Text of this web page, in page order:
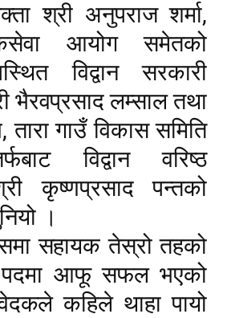
श्री अनुपराज शर्मा,
आयोग समेतको
विद्वान सरकारी
भैरवप्रसाद लम्साल तथा
,तारा गाउँ विकास समिति
विद्वान वरिष्ठ
कृष्णप्रसाद पन्तको
।
सहायक तेस्रो तहको
पदमा आफू सफल भएको
कहिले थाहा पायो